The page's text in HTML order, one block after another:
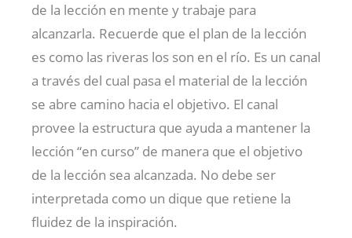
de la lección en mente y trabaje para
alcanzarla. Recuerde que el plan de la lección
es como las riveras los son en el río. Es un canal
a través del cual pasa el material de la lección
se abre camino hacia el objetivo. El canal
provee la estructura que ayuda a mantener la
lección “en curso” de manera que el objetivo
de la lección sea alcanzada. No debe ser
interpretada como un dique que retiene la
fluidez de la inspiración.